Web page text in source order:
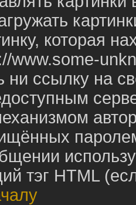
которая
www.some-
ни ссылку на
тэг HTML